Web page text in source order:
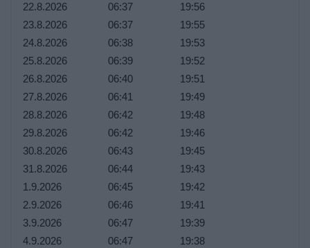
22.8.2026
06:37
19:56
23.8.2026
06:37
19:55
24.8.2026
06:38
19:53
25.8.2026
06:39
19:52
26.8.2026
06:40
19:51
27.8.2026
06:41
19:49
28.8.2026
06:42
19:48
29.8.2026
06:42
19:46
30.8.2026
06:43
19:45
31.8.2026
06:44
19:43
1.9.2026
06:45
19:42
2.9.2026
06:46
19:41
3.9.2026
06:47
19:39
4.9.2026
06:47 19:38